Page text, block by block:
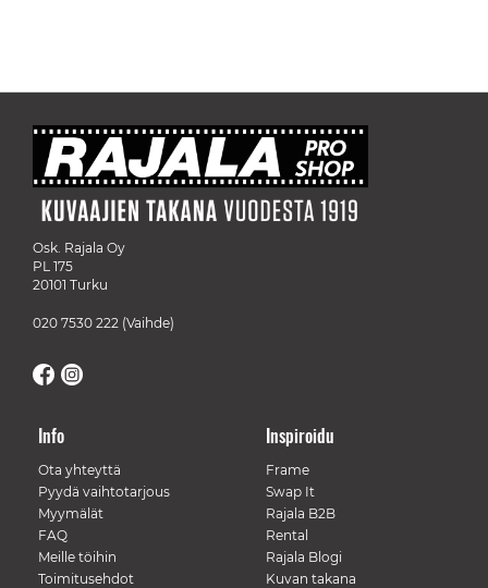
Osk. Rajala Oy
PL 175
20101 Turku
020 7530 222 (Vaihde)
Info
Ota yhteyttä
Pyydä vaihtotarjous
Myymälät
FAQ
Meille töihin
Toimitusehdot
Inspiroidu
Frame
Swap It
Rajala B2B
Rental
Rajala Blogi
Kuvan takana